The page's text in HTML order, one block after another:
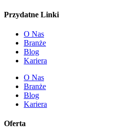
Przydatne Linki
O Nas
Branże
Blog
Kariera
O Nas
Branże
Blog
Kariera
Oferta